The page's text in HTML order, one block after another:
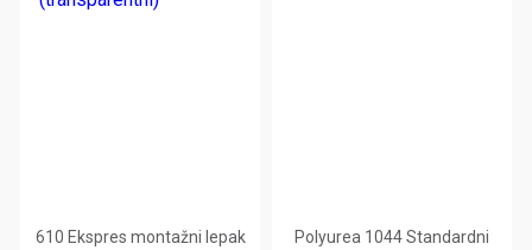
610 Ekspres montažni lepak
Polyurea 1044 Standardni